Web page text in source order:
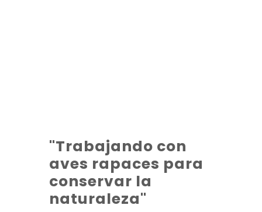
"Trabajando con
aves rapaces para
conservar la
naturaleza"